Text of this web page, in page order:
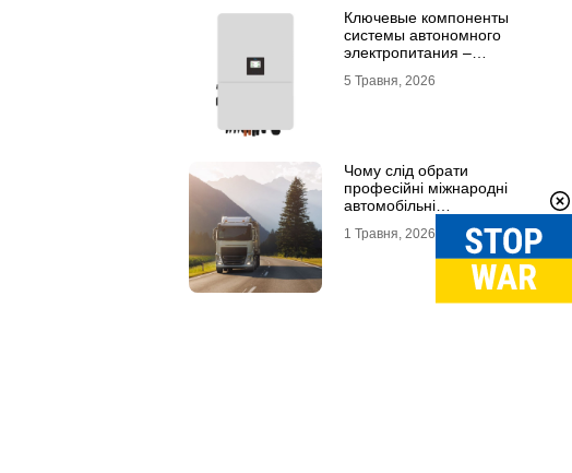
Ключевые компоненты
системы автономного
электропитания –
DEYE
5 Травня, 2026
Чому слід обрати
професійні міжнародні
автомобільні
1 Травня, 2026